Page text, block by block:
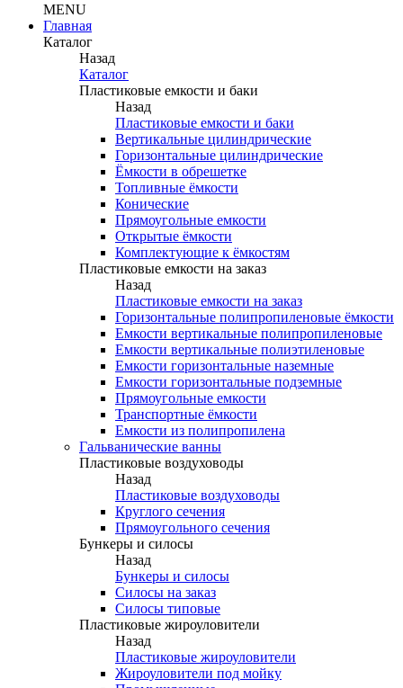
MENU
Главная
Каталог
Назад
Каталог
Пластиковые емкости и баки
Назад
Пластиковые емкости и баки
Вертикальные цилиндрические
Горизонтальные цилиндрические
Ёмкости в обрешетке
Топливные ёмкости
Конические
Прямоугольные емкости
Открытые ёмкости
Комплектующие к ёмкостям
Пластиковые емкости на заказ
Назад
Пластиковые емкости на заказ
Горизонтальные полипропиленовые ёмкости
Емкости вертикальные полипропиленовые
Емкости вертикальные полиэтиленовые
Емкости горизонтальные наземные
Емкости горизонтальные подземные
Прямоугольные емкости
Транспортные ёмкости
Емкости из полипропилена
Гальванические ванны
Пластиковые воздуховоды
Назад
Пластиковые воздуховоды
Круглого сечения
Прямоугольного сечения
Бункеры и силосы
Назад
Бункеры и силосы
Силосы на заказ
Силосы типовые
Пластиковые жироуловители
Назад
Пластиковые жироуловители
Жироуловители под мойку